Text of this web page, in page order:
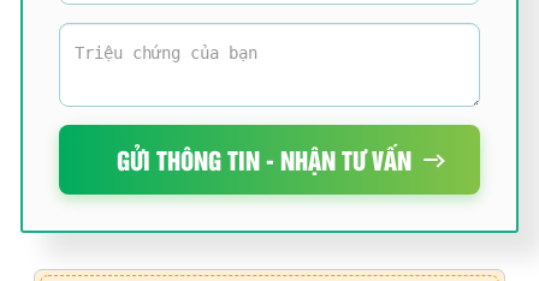
GỬI THÔNG TIN - NHẬN TƯ VẤN